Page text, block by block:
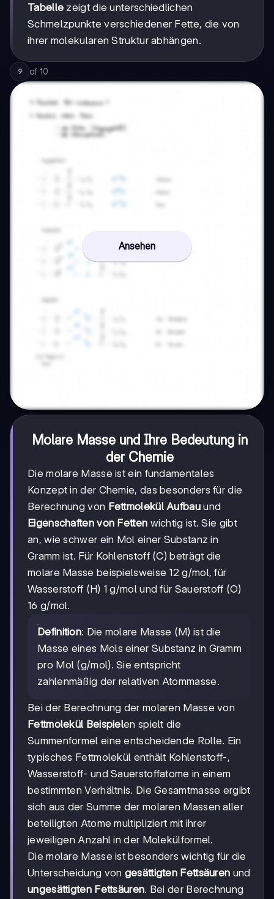
Tabelle zeigt die unterschiedlichen
Schmelzpunkte verschiedener Fette, die von
ihrer molekularen Struktur abhängen.
9 of 10
Ansehen
Molare Masse und Ihre Bedeutung in
der Chemie
Die molare Masse ist ein fundamentales
Konzept in der Chemie, das besonders für die
Berechnung von Fettmolekül Aufbauund
Eigenschaften von Fetten wichtig ist. Sie gibt
an, wie schwer ein Mol einer Substanz in
Gramm ist. Für Kohlenstoff (C) beträgt die
molare Masse beispielsweise 12 g/mol, für
Wasserstoff (H) 1 g/mol und für Sauerstoff (O)
16 g/mol.
Definition: Die molare Masse (M) ist die
Masse eines Mols einer Substanz in Gramm
pro Mol (g/mol). Sie entspricht
zahlenmäßig der relativen Atommasse.
Bei der Berechnung der molaren Masse von
Fettmolekül Beispielen spielt die
Summenformel eine entscheidende Rolle. Ein
typisches Fettmolekül enthält Kohlenstoff-,
Wasserstoff- und Sauerstoffatome in einem
bestimmten Verhältnis. Die Gesamtmasse ergibt
sich aus der Summe der molaren Massen aller
beteiligten Atome multipliziert mit ihrer
jeweiligen Anzahl in der Molekülformel.
Die molare Masse ist besonders wichtig für die
Unterscheidung von gesättigten Fettsäuren und
ungesättigten Fettsäuren. Bei der Berechnung